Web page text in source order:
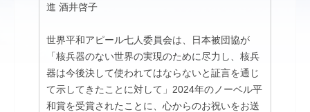
進 酒井啓子
世界平和アピール七人委員会は、日本被団協が
「核兵器のない世界の実現のために尽力し、核兵
器は今後決して使われてはならないと証言を通じ
て示してきたことに対して」2024年のノーベル平
和賞を受賞されたことに、心からのお祝いをお送